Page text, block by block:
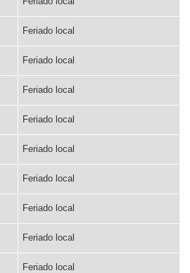
Feriado local
Feriado local
Feriado local
Feriado local
Feriado local
Feriado local
Feriado local
Feriado local
Feriado local